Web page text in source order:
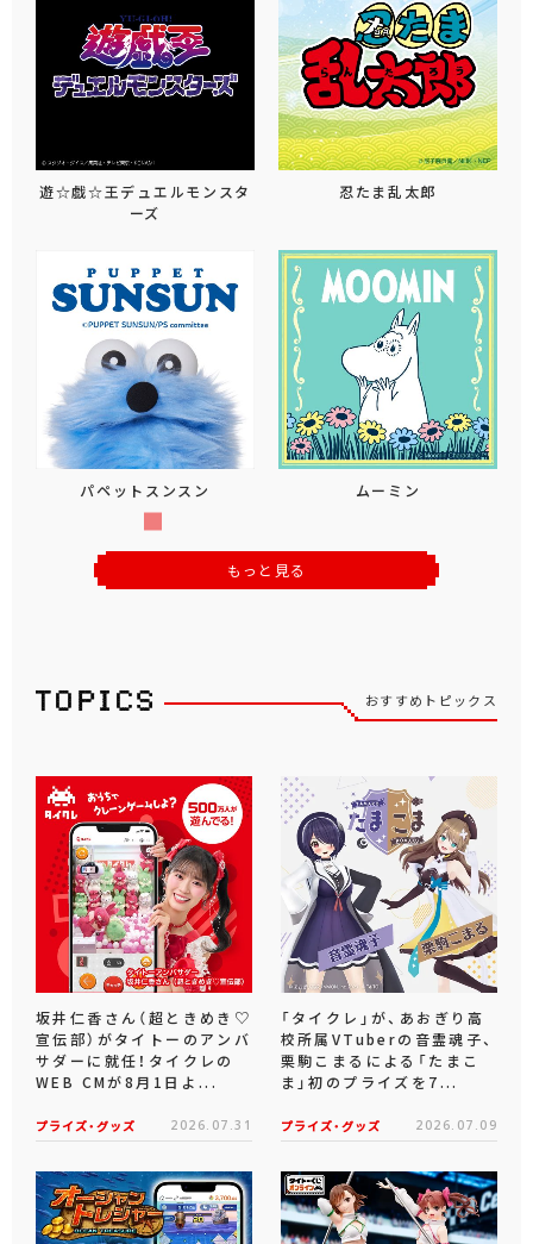
遊☆戯☆王デュエルモンスタ
ーズ
忍たま乱太郎
パペットスンスン ムーミン
もっと見る
おすすめトピックス
坂井仁香さん（超ときめき♡
宣伝部）がタイトーのアンバ
サダーに就任！タイクレの
WEB CMが8月1日よ...
プライズ・グッズ 2026.07.31
「タイクレ」が、あおぎり高
校所属VTuberの音霊魂子、
栗駒こまるによる「たまこ
ま」初のプライズを7...
プライズ・グッズ 2026.07.09